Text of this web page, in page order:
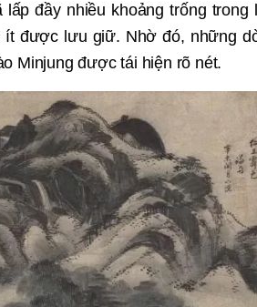
đầy nhiều khoảng trống trong
ít được lưu giữ. Nhờ đó, những
Minjung được tái hiện rõ nét.